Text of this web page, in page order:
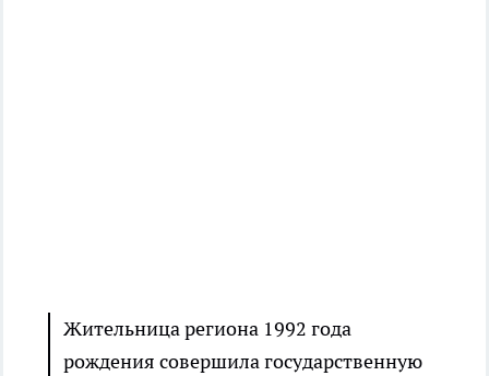
Жительница региона 1992 года
рождения совершила государственную